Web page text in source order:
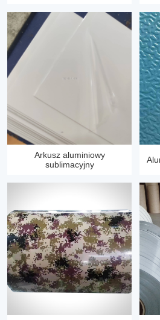
Arkusz aluminiowy
sublimacyjny